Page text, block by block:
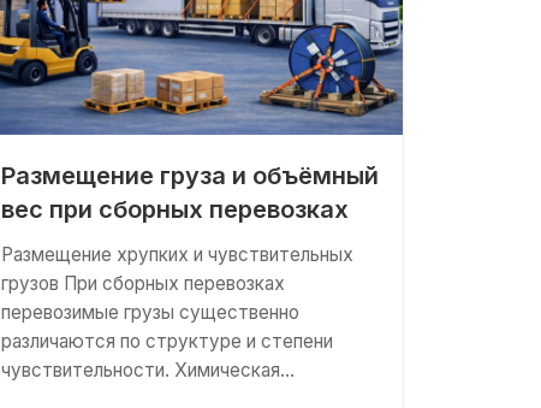
Размещение груза и объёмный
вес при сборных перевозках
Размещение хрупких и чувствительных
грузов При сборных перевозках
перевозимые грузы существенно
различаются по структуре и степени
чувствительности. Химическая…